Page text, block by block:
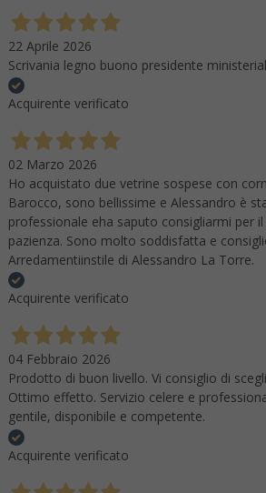
22 Aprile 2026
Scrivania legno buono presidente
Acquirente verificato
02 Marzo 2026
Ho acquistato due vetrine sospese con
Barocco, sono bellissime e Alessandro è
professionale eha saputo consigliarmi per
pazienza. Sono molto soddisfatta e
Arredamentiinstile di Alessandro La Torre.
Acquirente verificato
04 Febbraio 2026
Prodotto di buon livello. Vi consiglio di
Ottimo effetto. Servizio celere e
gentile, disponibile e competente.
Acquirente verificato